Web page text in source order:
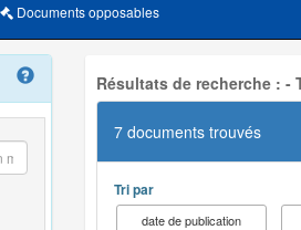
Documents opposables
Résultats de recherche : -
7 documents trouvés
Tri par
date de publication